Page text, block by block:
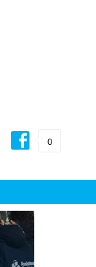
0